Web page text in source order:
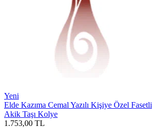
Yeni
Elde Kazıma Cemal Yazılı Kişiye Özel Fasetli
Akik Taşı Kolye
1.753,00 TL